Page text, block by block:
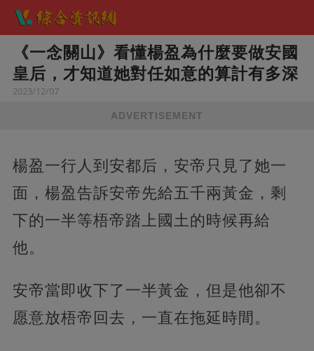
《一念關山》看懂楊盈為什麼要做安國
皇后，才知道她對任如意的算計有多深
2023/12/07
ADVERTISEMENT
楊盈一行人到安都后，安帝只見了她一
面，楊盈告訴安帝先給五千兩黃金，剩
下的一半等梧帝踏上國土的時候再給
他。
安帝當即收下了一半黃金，但是他卻不
愿意放梧帝回去，一直在拖延時間。